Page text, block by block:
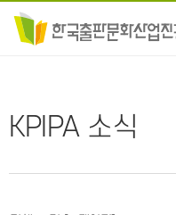
KPIPA 소식